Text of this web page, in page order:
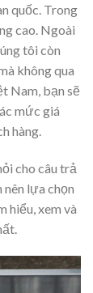
quốc. Trong
cao. Ngoài
tôi còn
không qua
Nam, bạn sẽ
mức giá
hàng.
cho câu trả
nên lựa chọn
hiểu, xem và